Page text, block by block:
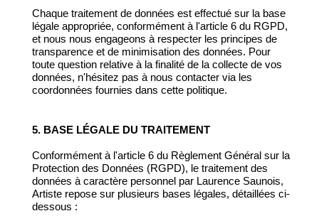
Chaque traitement de données est effectué sur la base
légale appropriée, conformément à l'article 6 du RGPD,
et nous nous engageons à respecter les principes de
transparence et de minimisation des données. Pour
toute question relative à la finalité de la collecte de vos
données, n'hésitez pas à nous contacter via les
coordonnées fournies dans cette politique.
5. BASE LÉGALE DU TRAITEMENT
Conformément à l'article 6 du Règlement Général sur la
Protection des Données (RGPD), le traitement des
données à caractère personnel par Laurence Saunois,
Artiste repose sur plusieurs bases légales, détaillées ci-
dessous :